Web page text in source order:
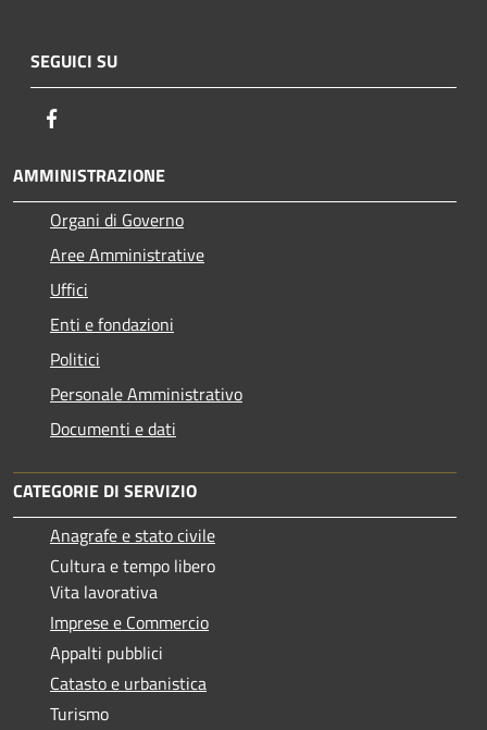
SEGUICI SU
AMMINISTRAZIONE
Organi di Governo
Aree Amministrative
Uffici
Enti e fondazioni
Politici
Personale Amministrativo
Documenti e dati
CATEGORIE DI SERVIZIO
Anagrafe e stato civile
Cultura e tempo libero
Vita lavorativa
Imprese e Commercio
Appalti pubblici
Catasto e urbanistica
Turismo